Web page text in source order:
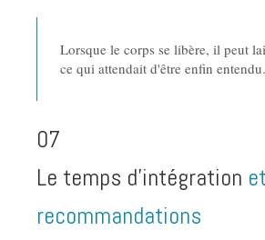
Lorsque le corps se libère, il peut
ce qui attendait d'être enfin entendu.
07
Le temps d'intégration
recommandations